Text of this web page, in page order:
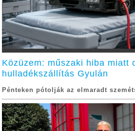
Közüzem: műszaki hiba miatt
hulladékszállítás Gyulán
Pénteken pótolják az elmaradt